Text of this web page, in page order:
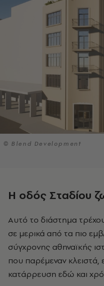
© Blend Development
Η οδός Σταδίου
Αυτό το διάστημα τρέχουν φιλόδοξα έργα ανάπλασης
σε μερικά από τα πιο
σύγχρονης αθηναϊκής
που παρέμεναν κλειστά,
κατάρρευση εδώ και